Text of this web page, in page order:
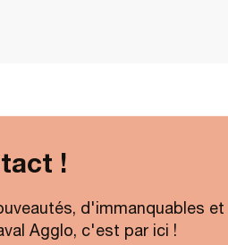
!
d'immanquables et
Agglo, c'est par ici !